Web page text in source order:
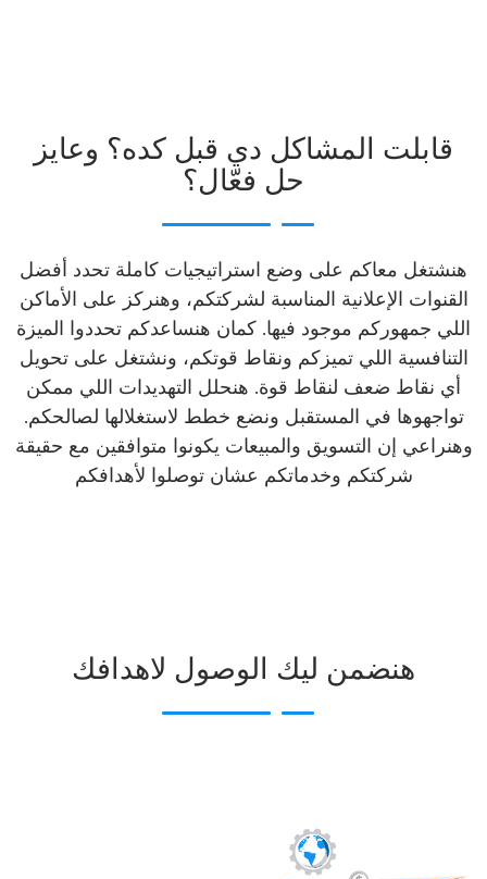
قابلت المشاكل دي قبل كده؟ وعايز
حل فعّال؟
هنشتغل معاكم على وضع استراتيجيات كاملة تحدد أفضل
القنوات الإعلانية المناسبة لشركتكم، وهنركز على الأماكن
اللي جمهوركم موجود فيها. كمان هنساعدكم تحددوا الميزة
التنافسية اللي تميزكم ونقاط قوتكم، ونشتغل على تحويل
أي نقاط ضعف لنقاط قوة. هنحلل التهديدات اللي ممكن
تواجهوها في المستقبل ونضع خطط لاستغلالها لصالحكم.
وهنراعي إن التسويق والمبيعات يكونوا متوافقين مع حقيقة
شركتكم وخدماتكم عشان توصلوا لأهدافكم
هنضمن ليك الوصول لاهدافك